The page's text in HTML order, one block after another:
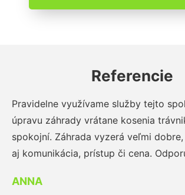
Referencie
Pravidelne využívame služby tejto
úpravu záhrady vrátane kosenia
spokojní. Záhrada vyzerá veľmi
aj komunikácia, prístup či cena.
ANNA